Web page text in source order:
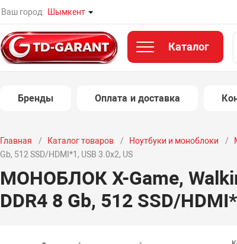
Ваш город: Шымкент
Каталог
Бренды Оплата и доставка
Главная Каталог товаров Ноутбуки и моноблоки
Gb, 512 SSD/HDMI*1, USB 3.0x2, US
МОНОБЛОК X-Game,
DDR4 8 Gb, 512 SSD/